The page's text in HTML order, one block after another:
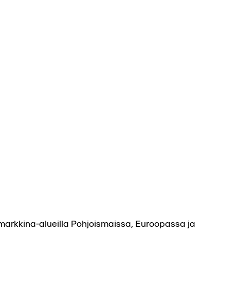
alueilla Pohjoismaissa, Euroopassa ja